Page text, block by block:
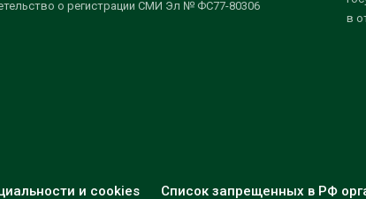
о регистрации СМИ Эл № ФС77-80306
в
и cookies Список запрещенных в РФ